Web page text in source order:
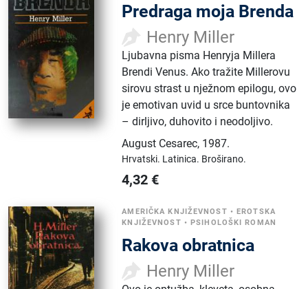
Predraga moja Brenda
Henry Miller
Ljubavna pisma Henryja Millera
Brendi Venus. Ako tražite Millerovu
sirovu strast u nježnom epilogu, ovo
je emotivan uvid u srce buntovnika
– dirljivo, duhovito i neodoljivo.
August Cesarec, 1987.
Hrvatski. Latinica. Broširano.
4,32 €
AMERIČKA KNJIŽEVNOST •EROTSKA
KNJIŽEVNOST •PSIHOLOŠKI ROMAN
Rakova obratnica
Henry Miller